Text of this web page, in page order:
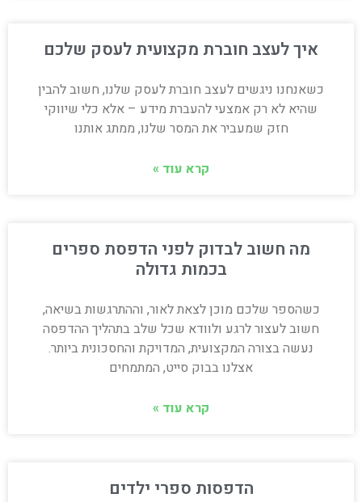
איך לעצב חוברת מקצועית לעסק שלכם
כשאנחנו ניגשים לעצב חוברת לעסק שלנו, חשוב להבין
שהיא לא רק אמצעי להעברת מידע – אלא כלי שיווקי
חזק שמעביר את המסר שלנו, ממתג אותנו
קרא עוד »
מה חשוב לבדוק לפני הדפסת ספרים
בכמות גדולה
כשהספר שלכם מוכן לצאת לאור, וההתרגשות בשיאה,
חשוב לעצור לרגע ולוודא שכל שלב בתהליך ההדפסה
נעשה בצורה המקצועית, המדויקת והחסכונית ביותר.
אצלנו בבוק סייט, המתמחים
קרא עוד »
הדפסות ספרי ילדים